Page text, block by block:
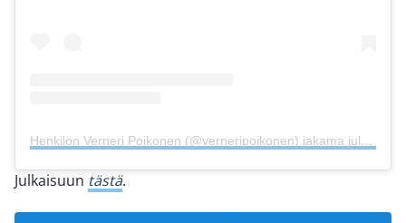
Henkilön Verneri Poikonen (@verneripoikonen) jakama julkaisu
Julkaisuun tästä.